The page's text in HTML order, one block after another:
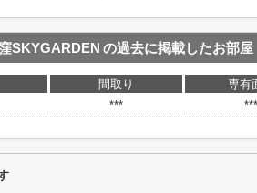
SKYGARDEN の過去に掲載したお部屋
間取り 専有
*** ***